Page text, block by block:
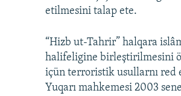
etilmesini talap ete.
“Hizb ut-Tahrir” halqara
halifeligine birleştirilmesini
içün terroristik usullarnı red
Yuqarı mahkemesi 2003